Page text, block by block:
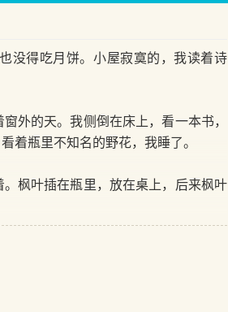
得吃月饼。小屋寂寞的，我读着诗
的天。我侧倒在床上，看一本书，
着瓶里不知名的野花，我睡了。
枫叶插在瓶里，放在桌上，后来枫叶